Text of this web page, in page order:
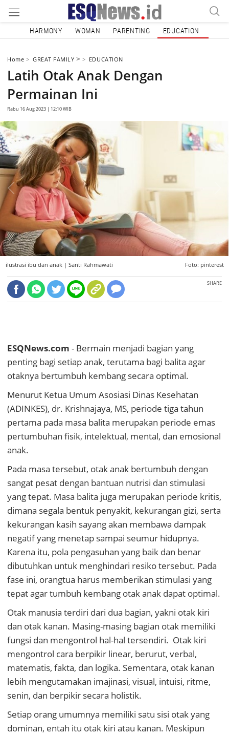
HARMONY WOMAN PARENTING EDUCATION
Home GREAT FAMILY > EDUCATION
Latih Otak Anak Dengan
Permainan Ini
Rabu 16 Aug 2023 | 12:10 WIB
ilustrasi ibu dan anak | Santi Rahmawati Foto: pinterest
SHARE
ESQNews.com - Bermain menjadi bagian yang
penting bagi setiap anak, terutama bagi balita agar
otaknya bertumbuh kembang secara optimal.
Menurut Ketua Umum Asosiasi Dinas Kesehatan
(ADINKES), dr. Krishnajaya, MS, periode tiga tahun
pertama pada masa balita merupakan periode emas
pertumbuhan fisik, intelektual, mental, dan emosional
anak.
Pada masa tersebut, otak anak bertumbuh dengan
sangat pesat dengan bantuan nutrisi dan stimulasi
yang tepat. Masa balita juga merupakan periode kritis,
dimana segala bentuk penyakit, kekurangan gizi, serta
kekurangan kasih sayang akan membawa dampak
negatif yang menetap sampai seumur hidupnya.
Karena itu, pola pengasuhan yang baik dan benar
dibutuhkan untuk menghindari resiko tersebut. Pada
fase ini, orangtua harus memberikan stimulasi yang
tepat agar tumbuh kembang otak anak dapat optimal.
Otak manusia terdiri dari dua bagian, yakni otak kiri
dan otak kanan. Masing-masing bagian otak memiliki
fungsi dan mengontrol hal-hal tersendiri. Otak kiri
mengontrol cara berpikir linear, berurut, verbal,
matematis, fakta, dan logika. Sementara, otak kanan
lebih mengutamakan imajinasi, visual, intuisi, ritme,
senin, dan berpikir secara holistik.
Setiap orang umumnya memiliki satu sisi otak yang
dominan, entah itu otak kiri atau kanan. Meskipun